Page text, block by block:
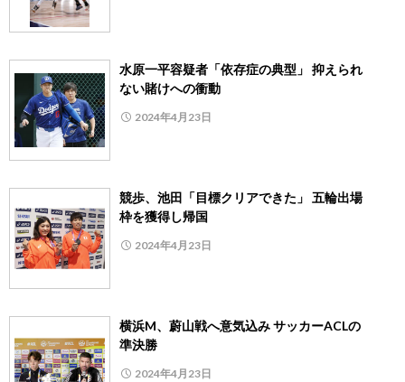
水原一平容疑者「依存症の典型」 抑えられ
ない賭けへの衝動
2024年4月23日
競歩、池田「目標クリアできた」 五輪出場
枠を獲得し帰国
2024年4月23日
横浜M、蔚山戦へ意気込み サッカーACLの
準決勝
2024年4月23日